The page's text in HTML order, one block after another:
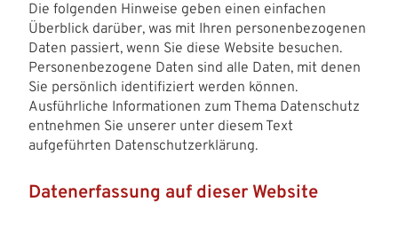
Die folgenden Hinweise geben einen einfachen
Überblick darüber, was mit Ihren personenbezogenen
Daten passiert, wenn Sie diese Website besuchen.
Personenbezogene Daten sind alle Daten, mit denen
Sie persönlich identifiziert werden können.
Ausführliche Informationen zum Thema Datenschutz
entnehmen Sie unserer unter diesem Text
aufgeführten Datenschutzerklärung.
Datenerfassung auf dieser Website